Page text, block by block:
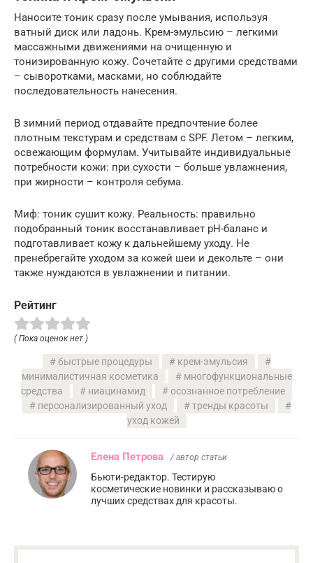
Наносите тоник сразу после умывания, используя
ватный диск или ладонь. Крем-эмульсию – легкими
массажными движениями на очищенную и
тонизированную кожу. Сочетайте с другими средствами
– сыворотками, масками, но соблюдайте
последовательность нанесения.
В зимний период отдавайте предпочтение более
плотным текстурам и средствам с SPF. Летом – легким,
освежающим формулам. Учитывайте индивидуальные
потребности кожи: при сухости – больше увлажнения,
при жирности – контроля себума.
Миф: тоник сушит кожу. Реальность: правильно
подобранный тоник восстанавливает pH-баланс и
подготавливает кожу к дальнейшему уходу. Не
пренебрегайте уходом за кожей шеи и декольте – они
также нуждаются в увлажнении и питании.
Рейтинг
( Пока оценок нет )
быстрые процедуры
крем-эмульсия
минималистичная косметика
многофункциональные
средства
ниацинамид
осознанное потребление
персонализированный уход
тренды красоты
уход кожей
Елена Петрова / автор статьи
Бьюти-редактор. Тестирую
косметические новинки и рассказываю о
лучших средствах для красоты.